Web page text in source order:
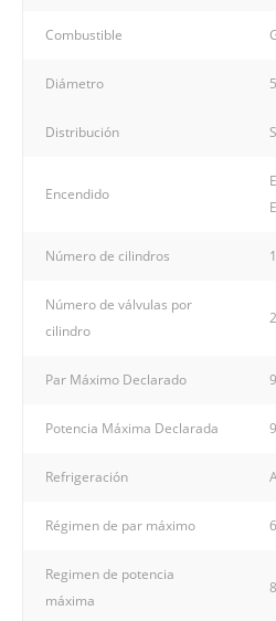
Combustible
Diámetro
Distribución
Encendido
Número de cilindros 1
Número de válvulas por
cilindro
2
Par Máximo Declarado
Potencia Máxima Declarada
Refrigeración
Régimen de par máximo
Regimen de potencia
máxima